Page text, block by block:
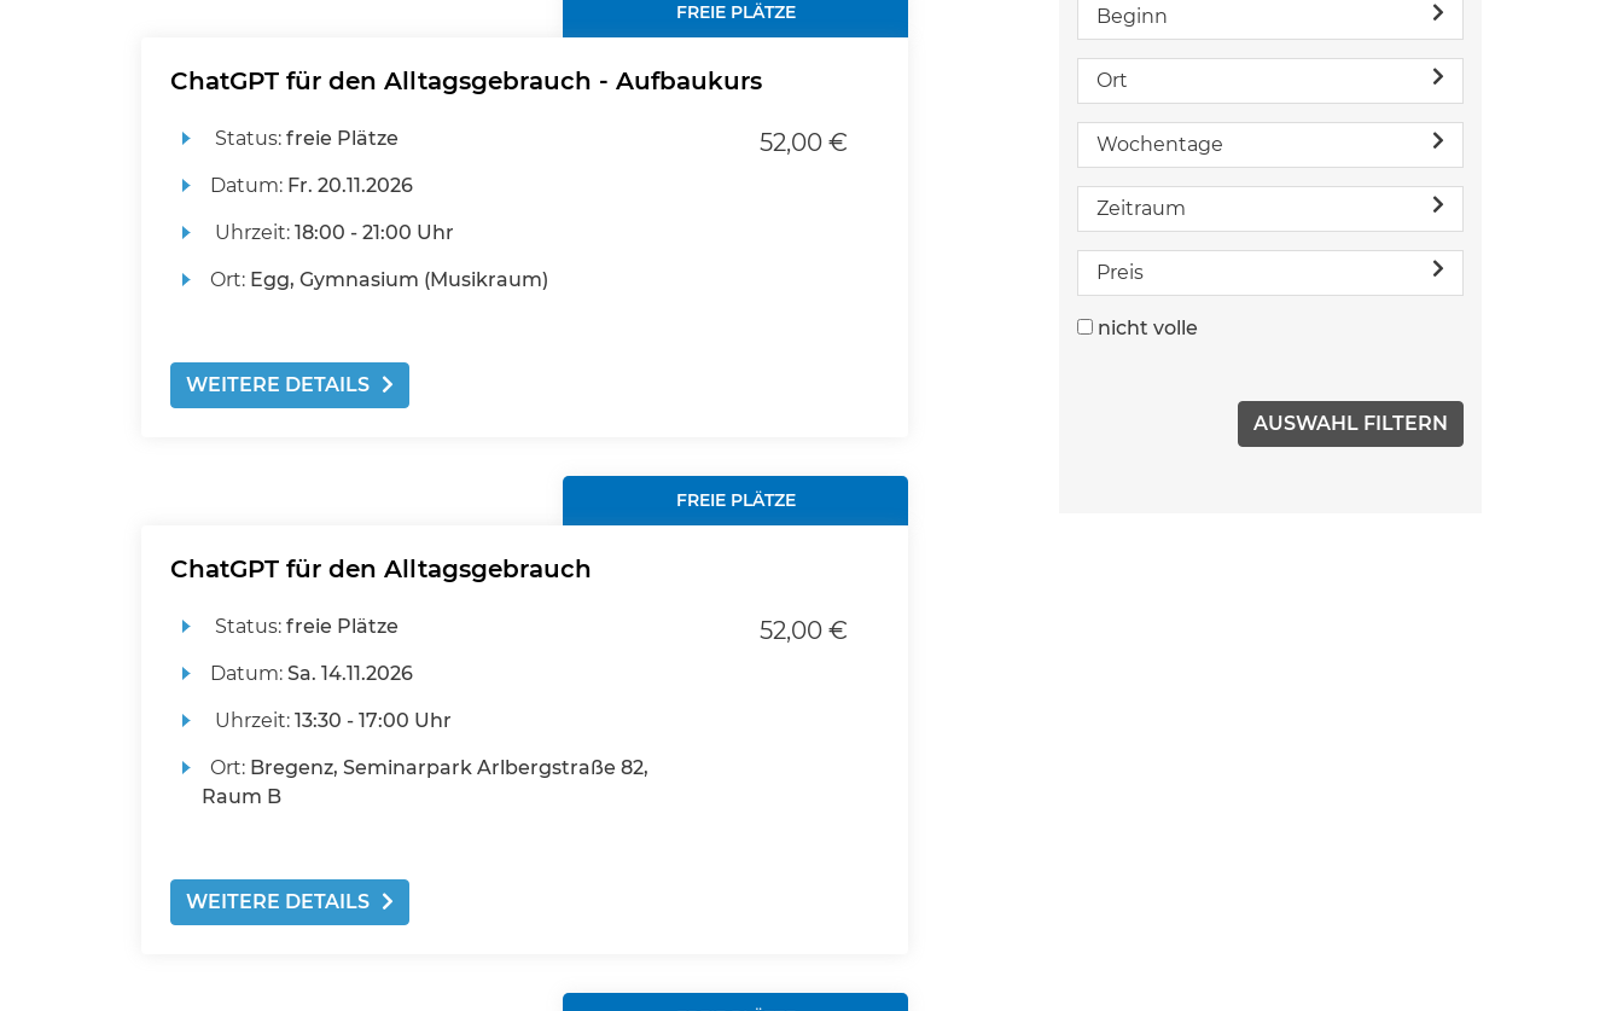
FREIE PLÄTZE
ChatGPT für den Alltagsgebrauch - Aufbaukurs
Status: freie Plätze
Datum: Fr. 20.11.2026
Uhrzeit: 18:00 - 21:00 Uhr
Ort: Egg, Gymnasium (Musikraum)
52,00 €
WEITERE DETAILS
FREIE PLÄTZE
ChatGPT für den Alltagsgebrauch
Status: freie Plätze
Datum: Sa. 14.11.2026
Uhrzeit: 13:30 - 17:00 Uhr
Ort: Bregenz, Seminarpark Arlbergstraße 82,
Raum B
52,00 €
WEITERE DETAILS
Beginn
Ort
Wochentage
Zeitraum
Preis
nicht volle